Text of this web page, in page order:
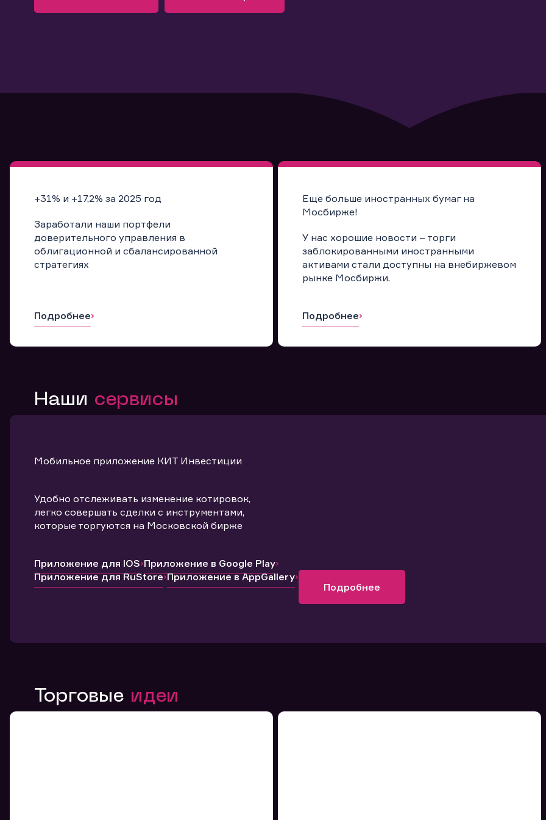
+31% и +17,2% за 2025 год
Заработали наши портфели
доверительного управления в
облигационной и сбалансированной
стратегиях
Подробнее
Еще больше иностранных бумаг на
Мосбирже!
У нас хорошие новости – торги
заблокированными иностранными
активами стали доступны на внебиржевом
рынке Мосбиржи.
Подробнее
Наши сервисы
Мобильное приложение КИТ Инвестиции
Удобно отслеживать изменение котировок,
легко совершать сделки с инструментами,
которые торгуются на Московской бирже
Приложение для IOS Приложение в Google Play
Приложение для RuStore Приложение в AppGallery
Подробнее
Торговые идеи